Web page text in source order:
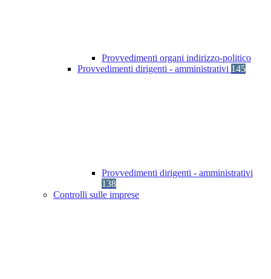
Provvedimenti organi indirizzo-politico
Provvedimenti dirigenti - amministrativi 145
Provvedimenti dirigenti - amministrativi
138
Controlli sulle imprese